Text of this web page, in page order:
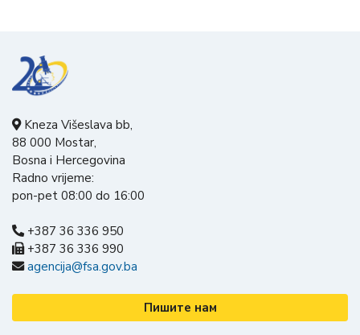
Kneza Višeslava bb,
88 000 Mostar,
Bosna i Hercegovina
Radno vrijeme:
pon-pet 08:00 do 16:00
+387 36 336 950
+387 36 336 990
agencija@fsa.gov.ba
Пишите нам